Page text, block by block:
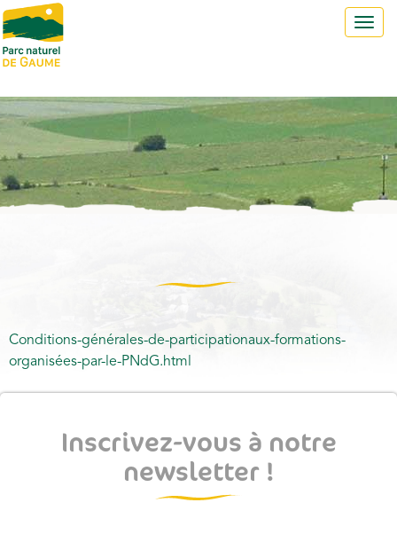
Conditions-générales-de-participationaux-formations-
organisées-par-le-PNdG.html
Inscrivez-vous à notre
newsletter !